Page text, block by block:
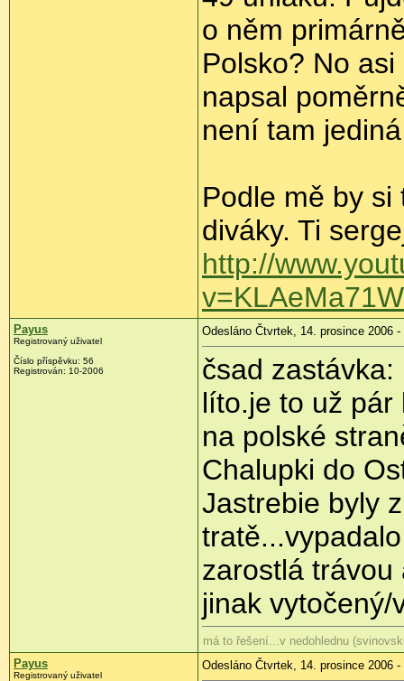
o něm
Polsko? No
napsal
není tam
Podle mě by
diváky. Ti
http://
Payus
Registrovaný uživatel
Číslo příspěvku: 56
Registrován: 10-2006
Odesláno Čtvrtek, 14. prosince 2006 -
čsad
líto.je to už pár
na polské
Chalupki do
Jastrebie byly
zarostlá trávou
jinak
má to řešení...v nedohlednu
Payus
Registrovaný uživatel
Odesláno Čtvrtek, 14. prosince 2006 -